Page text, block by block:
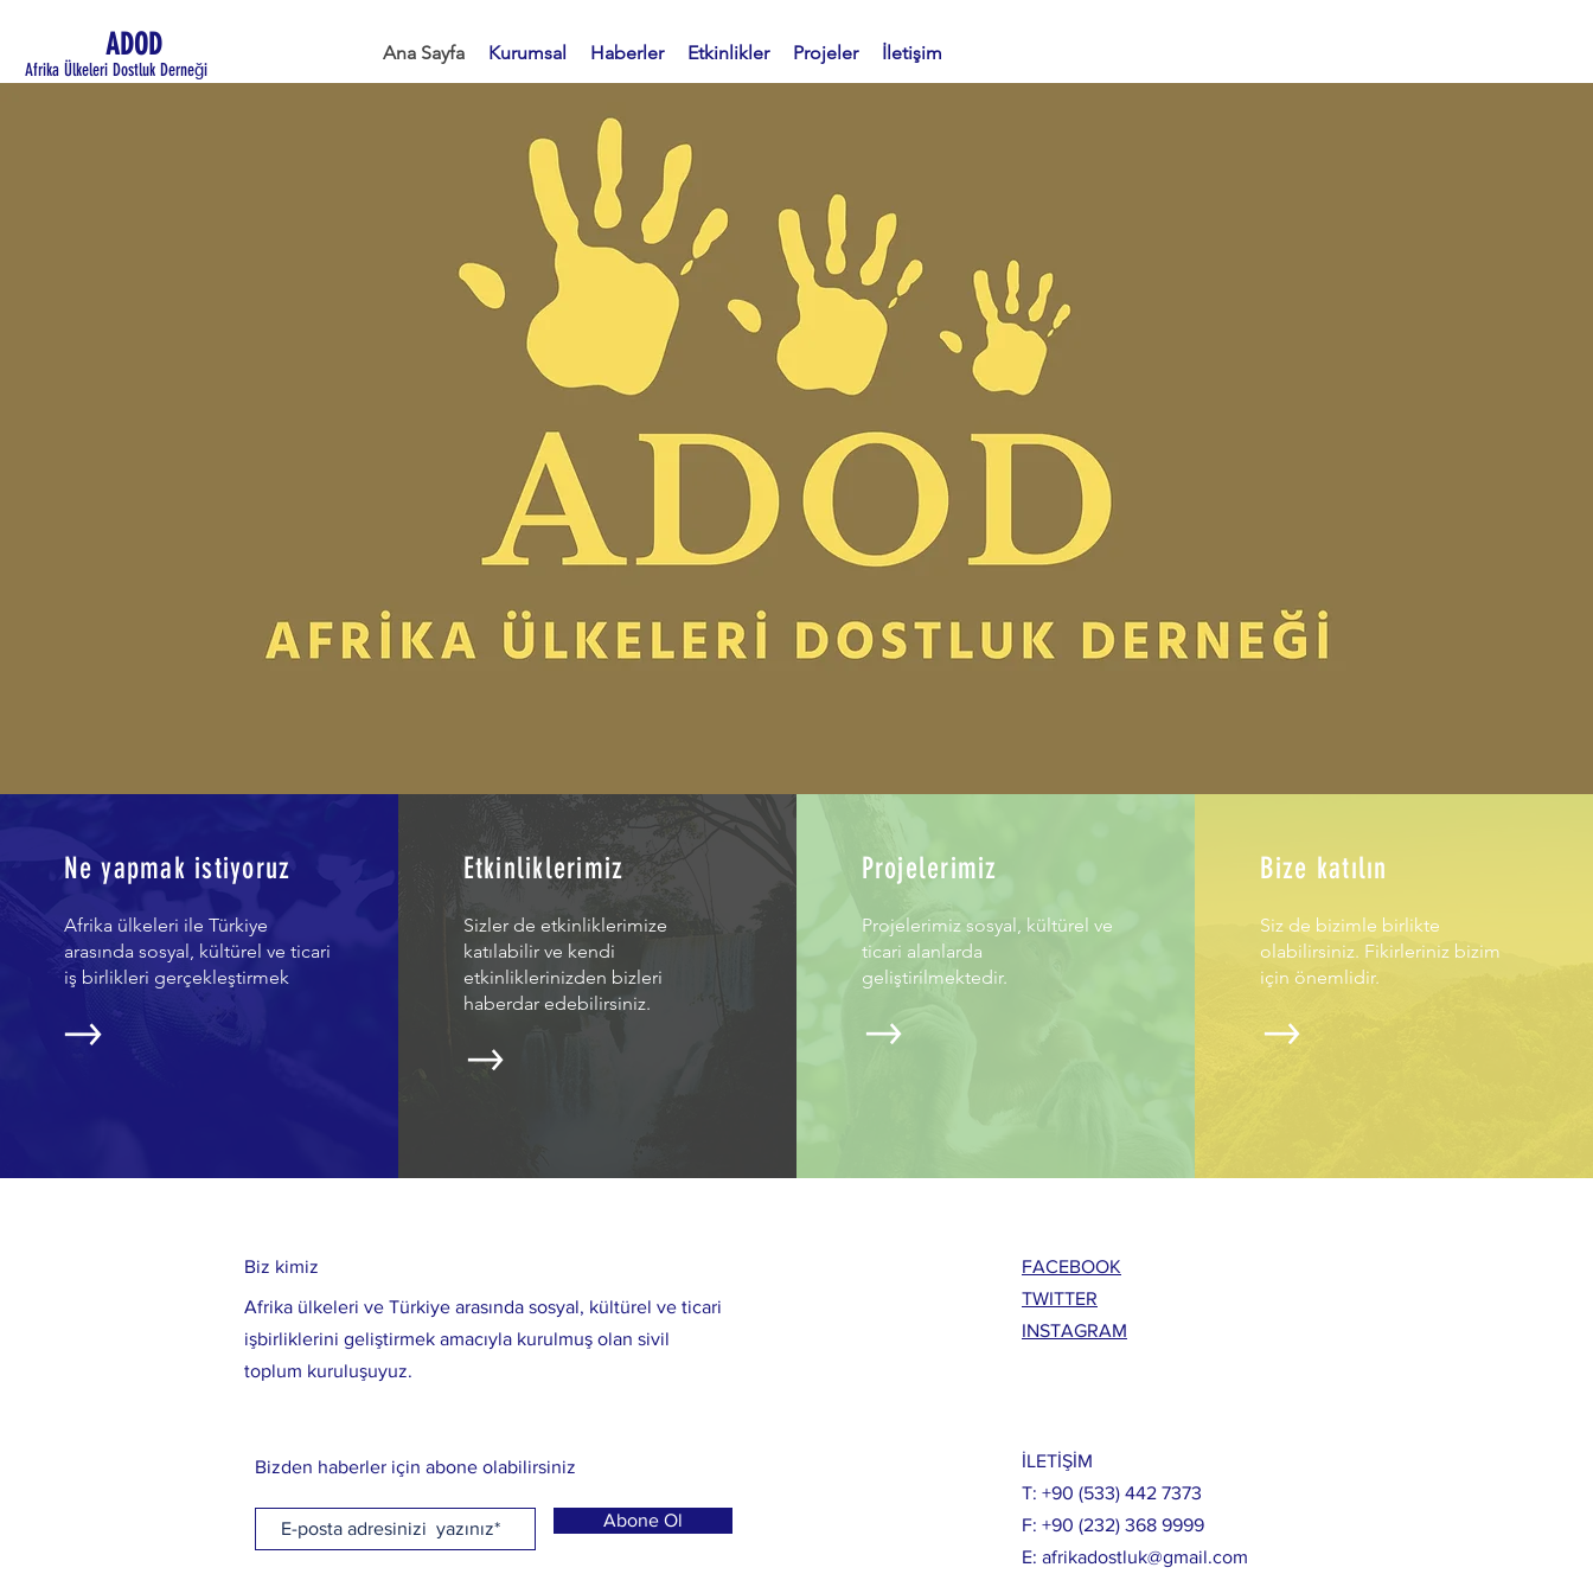
ADOD Ana Sayfa Kurumsal Haberler Etkinlikler Projeler İletişim
Afrika Ülkeleri Dostluk Derneği
Ne yapmak istiyoruz
Afrika ülkeleri ile Türkiye
arasında sosyal, kültürel ve ticari
iş birlikleri gerçekleştirmek
Etkinliklerimiz
Sizler de etkinliklerimize
katılabilir ve kendi
etkinliklerinizden bizleri
haberdar edebilirsiniz.
Projelerimiz
Projelerimiz sosyal, kültürel ve
ticari alanlarda
geliştirilmektedir.
Bize katılın
Siz de bizimle birlikte
olabilirsiniz. Fikirleriniz bizim
için önemlidir.
Biz kimiz
Afrika ülkeleri ve Türkiye arasında sosyal, kültürel ve ticari
işbirliklerini geliştirmek amacıyla kurulmuş olan sivil
toplum kuruluşuyuz.
Bizden haberler için abone olabilirsiniz
Abone Ol
FACEBOOK
TWITTER
INSTAGRAM
İLETİŞİM
T: +90 (533) 442 7373
F: +90 (232) 368 9999
E: afrikadostluk@gmail.com